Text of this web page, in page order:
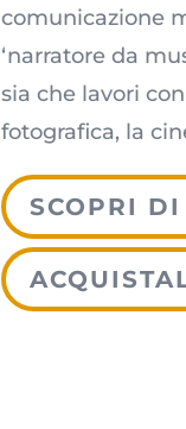
comunicazione
‘narratore da
sia che lavori
fotografica, la
SCOPRI